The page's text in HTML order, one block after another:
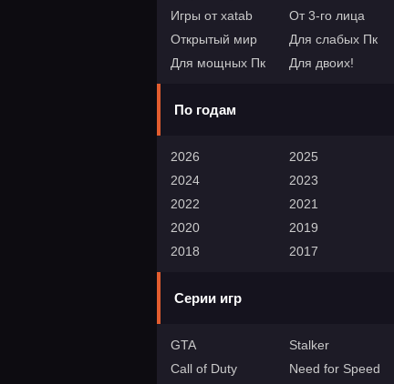
Игры от xatab
От 3-го лица
Открытый мир
Для слабых Пк
Для мощных Пк
Для двоих!
По годам
2026
2025
2024
2023
2022
2021
2020
2019
2018
2017
Серии игр
GTA
Stalker
Call of Duty
Need for Speed